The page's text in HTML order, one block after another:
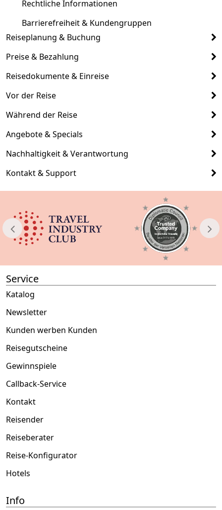
Rechtliche Informationen
Barrierefreiheit & Kundengruppen
Reiseplanung & Buchung
Preise & Bezahlung
Reisedokumente & Einreise
Vor der Reise
Während der Reise
Angebote & Specials
Nachhaltigkeit & Verantwortung
Kontakt & Support
Service
Katalog
Newsletter
Kunden werben Kunden
Reisegutscheine
Gewinnspiele
Callback-Service
Kontakt
Reisender
Reiseberater
Reise-Konfigurator
Hotels
Info